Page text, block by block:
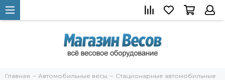
Главная Автомобильные весы
Стационарные автомобильные